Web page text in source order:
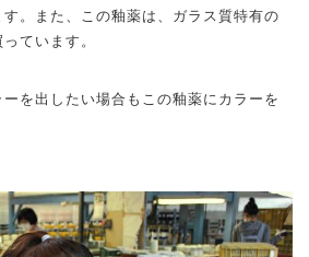
。また、この釉薬は、ガラス質特有の
ています。
を出したい場合もこの釉薬にカラーを